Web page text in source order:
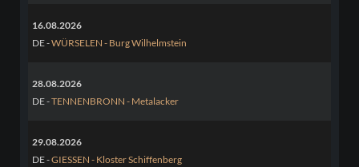
16.08.2026
DE -WÜRSELEN - Burg Wilhelmstein
28.08.2026
DE -TENNENBRONN - Metalacker
29.08.2026
DE -GIESSEN - Kloster Schiffenberg